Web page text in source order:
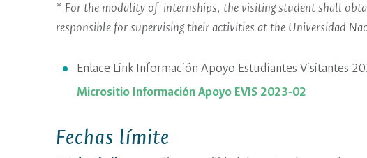
* For the modality of internships, the visiting student shall
responsible for supervising their activities at the Universidad
Enlace Link Información Apoyo Estudiantes Visitantes
Micrositio Información Apoyo EVIS 2023-02
Fechas límite